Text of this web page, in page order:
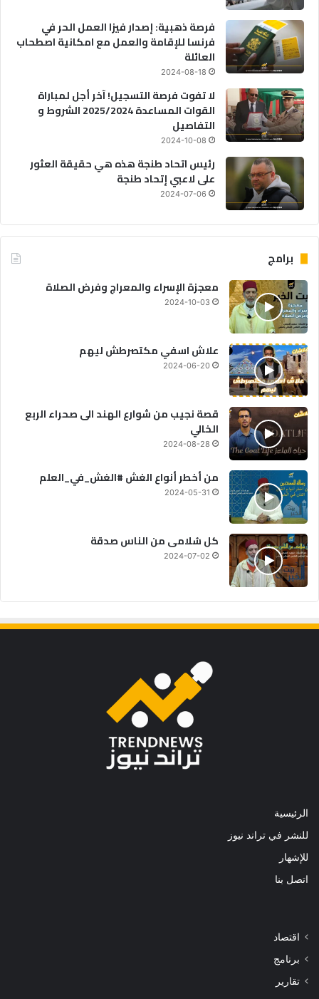
فرصة ذهبية: إصدار فيزا العمل الحر في
فرنسا للإقامة والعمل مع امكانية اصطحاب
العائلة
2024-08-18
لا تفوت فرصة التسجيل! آخر أجل لمباراة
القوات المساعدة 2025/2024 الشروط و
التفاصيل
2024-10-08
رئيس اتحاد طنجة هذه هي حقيقة العثور
على لاعبي إتحاد طنجة
2024-07-06
برامج
معجزة الإسراء والمعراج وفرض الصلاة
2024-10-03
علاش اسفي مكتصرطش ليهم
2024-06-20
قصة نجيب من شوارع الهند الى صحراء الربع
الخالي
2024-08-28
من أخطر أنواع الغش #الغش_في_العلم
2024-05-31
كل سُلامى من الناس صدقة
2024-07-02
الرئيسية
للنشر في تراند نيوز
للإشهار
اتصل بنا
اقتصاد
برنامج
تقارير